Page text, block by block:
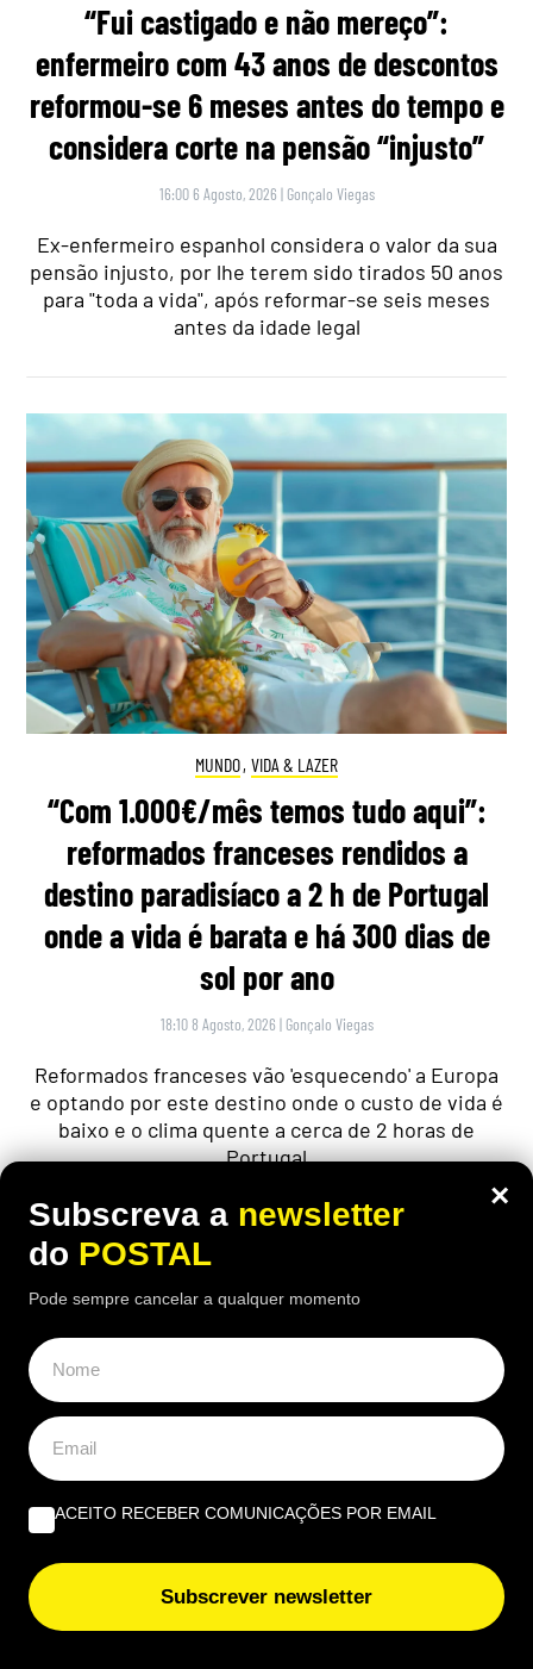
“Fui castigado e não mereço”:
enfermeiro com 43 anos de descontos
reformou-se 6 meses antes do tempo e
considera corte na pensão “injusto”
16:00 6 Agosto, 2026 | Gonçalo Viegas
Ex-enfermeiro espanhol considera o valor da sua
pensão injusto, por lhe terem sido tirados 50 anos
para "toda a vida", após reformar-se seis meses
antes da idade legal
MUNDO, VIDA & LAZER
“Com 1.000€/mês temos tudo aqui”:
reformados franceses rendidos a
destino paradisíaco a 2 h de Portugal
onde a vida é barata e há 300 dias de
sol por ano
18:10 8 Agosto, 2026 | Gonçalo Viegas
Reformados franceses vão 'esquecendo' a Europa
e optando por este destino onde o custo de vida é
baixo e o clima quente a cerca de 2 horas de
Portugal
É assim que deve agir perante a picada de uma
caravela-portuguesa
Albufeira disponibiliza T2 para atrair médicos e
assegurar urgência 24 horas
Adeus bom tempo? Chuva volta a ‘atacar’ estas regiões
de Portugal e rajadas podem chegar aos 55 km/h
Milhões de pessoas fazem isto online e os hackers
×
Subscreva a newsletter
do POSTAL
Pode sempre cancelar a qualquer momento
ACEITO RECEBER COMUNICAÇÕES POR EMAIL
Subscrever newsletter